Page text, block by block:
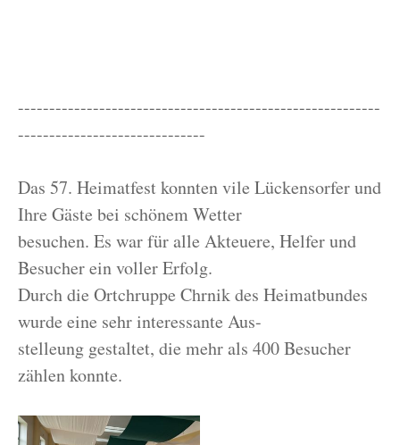
----------------------------------------------------------
------------------------------
Das 57. Heimatfest konnten vile Lückensorfer und
Ihre Gäste bei schönem Wetter
besuchen. Es war für alle Akteuere, Helfer und
Besucher ein voller Erfolg.
Durch die Ortchruppe Chrnik des Heimatbundes
wurde eine sehr interessante Aus-
stelleung gestaltet, die mehr als 400 Besucher
zählen konnte.